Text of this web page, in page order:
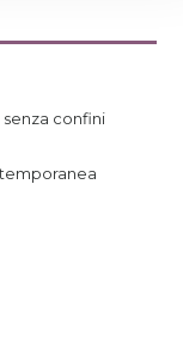
senza confini